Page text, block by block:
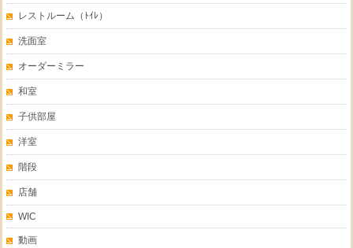
レストルーム（ﾄｲﾚ）
洗面室
オーダーミラー
和室
子供部屋
洋室
階段
店舗
WIC
動画